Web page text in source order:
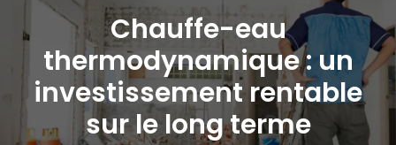
Chauffe-eau
thermodynamique : un
investissement rentable
sur le long terme